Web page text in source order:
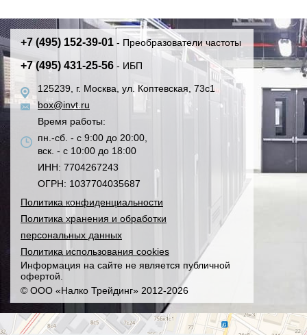
+7 (495) 152-39-01 - Преобразователи частоты
+7 (495) 431-25-56 - ИБП
125239, г. Москва, ул. Коптевская, 73с1
box@invt.ru
Время работы:
пн.-сб. - с 9:00 до 20:00,
вск. - с 10:00 до 18:00
ИНН: 7704267243
ОГРН: 1037704035687
Политика конфиденциальности
Политика хранения и обработки
персональных данных
Политика использования cookies
Информация на сайте не является публичной
офертой.
© ООО «Налко Трейдинг» 2012-2026